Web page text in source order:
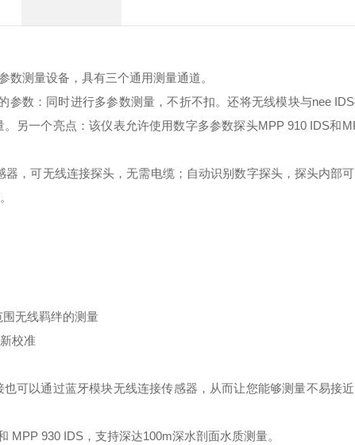
数测量设备，具有三个通用测量通道。
数：同时进行多参数测量，不折不扣。还将无线模块与nee
另一个亮点：该仪表允许使用数字多参数探头MPP 910 IDS和
器，可无线连接探头，无需电缆；自动识别数字探头，探头内部
无线羁绊的测量
校准
可以通过蓝牙模块无线连接传感器，从而让您能够测量不易接
MPP 930 IDS，支持深达100m深水剖面水质测量。